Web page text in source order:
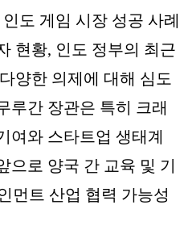
도 게임 시장 성공 사례
현황, 인도 정부의 최근
양한 의제에 대해 심도
루간 장관은 특히 크래
여와 스타트업 생태계
으로 양국 간 교육 및 기
먼트 산업 협력 가능성